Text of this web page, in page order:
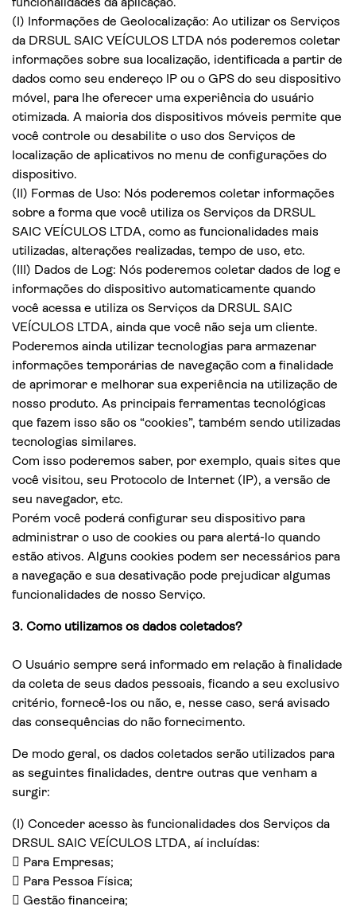
funcionalidades da aplicação.
(I) Informações de Geolocalização: Ao utilizar os Serviços
da DRSUL SAIC VEÍCULOS LTDA nós poderemos coletar
informações sobre sua localização, identificada a partir de
dados como seu endereço IP ou o GPS do seu dispositivo
móvel, para lhe oferecer uma experiência do usuário
otimizada. A maioria dos dispositivos móveis permite que
você controle ou desabilite o uso dos Serviços de
localização de aplicativos no menu de configurações do
dispositivo.
(II) Formas de Uso: Nós poderemos coletar informações
sobre a forma que você utiliza os Serviços da DRSUL
SAIC VEÍCULOS LTDA, como as funcionalidades mais
utilizadas, alterações realizadas, tempo de uso, etc.
(III) Dados de Log: Nós poderemos coletar dados de log e
informações do dispositivo automaticamente quando
você acessa e utiliza os Serviços da DRSUL SAIC
VEÍCULOS LTDA, ainda que você não seja um cliente.
Poderemos ainda utilizar tecnologias para armazenar
informações temporárias de navegação com a finalidade
de aprimorar e melhorar sua experiência na utilização de
nosso produto. As principais ferramentas tecnológicas
que fazem isso são os “cookies”, também sendo utilizadas
tecnologias similares.
Com isso poderemos saber, por exemplo, quais sites que
você visitou, seu Protocolo de Internet (IP), a versão de
seu navegador, etc.
Porém você poderá configurar seu dispositivo para
administrar o uso de cookies ou para alertá-lo quando
estão ativos. Alguns cookies podem ser necessários para
a navegação e sua desativação pode prejudicar algumas
funcionalidades de nosso Serviço.
3. Como utilizamos os dados coletados?
O Usuário sempre será informado em relação à finalidade
da coleta de seus dados pessoais, ficando a seu exclusivo
critério, fornecê-los ou não, e, nesse caso, será avisado
das consequências do não fornecimento.
De modo geral, os dados coletados serão utilizados para
as seguintes finalidades, dentre outras que venham a
surgir:
(I) Conceder acesso às funcionalidades dos Serviços da
DRSUL SAIC VEÍCULOS LTDA, aí incluídas:
 Para Empresas;
 Para Pessoa Física;
 Gestão financeira;